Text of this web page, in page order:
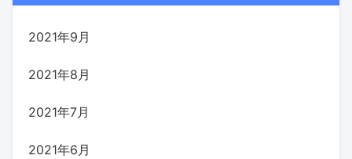
2021年9月
2021年8月
2021年7月
2021年6月